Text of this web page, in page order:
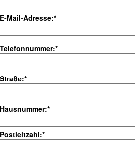
E-Mail-Adresse:*
Telefonnummer:*
Straße:*
Hausnummer:*
Postleitzahl:*